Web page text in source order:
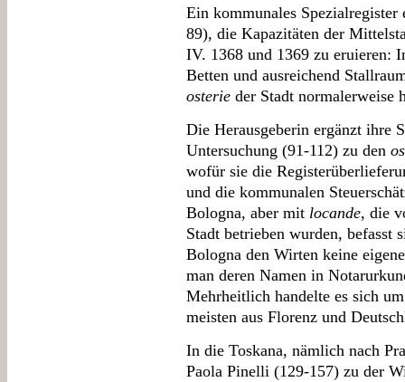
Ein kommunales
89), die Kapazitäten der
IV. 1368 und 1369 zu eruieren:
Betten und ausreichend
osterie der Stadt normalerweise
Die Herausgeberin ergänzt ihre
Untersuchung (91-112) zu den
wofür sie die
und die kommunalen
Bologna, aber mit locande, die
Stadt betrieben wurden,
Bologna den Wirten keine
man deren Namen in
Mehrheitlich handelte es sich
meisten aus Florenz und
In die Toskana, nämlich nach
Paola Pinelli (129-157) zu der